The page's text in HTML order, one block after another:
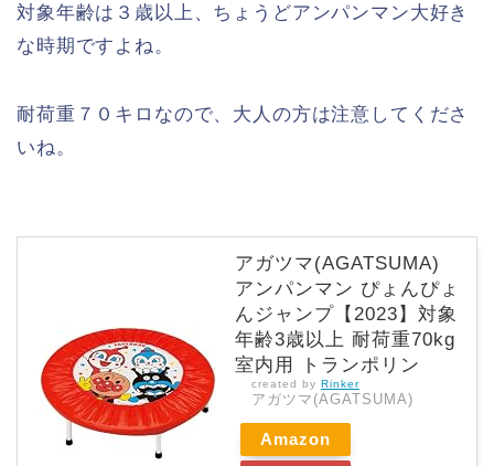
対象年齢は３歳以上、ちょうどアンパンマン大好き
な時期ですよね。
耐荷重７０キロなので、大人の方は注意してくださ
いね。
アガツマ(AGATSUMA)
アンパンマン ぴょんぴょ
んジャンプ【2023】対象
年齢3歳以上 耐荷重70kg
室内用 トランポリン
created by Rinker
アガツマ(AGATSUMA)
Amazon